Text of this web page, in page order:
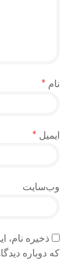
نام *
ایمیل *
وب‌سایت
ذخیره نام،
که دوباره